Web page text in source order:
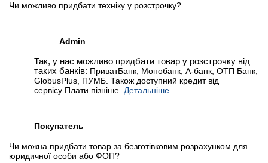
Чи можливо придбати техніку у розстрочку?
Admin
Так, у нас можливо придбати товар у розстрочку від
таких банків: ПриватБанк, Монобанк, А-банк, ОТП Банк,
GlobusPlus, ПУМБ. Також доступний кредит від
сервісу Плати пізніше. Детальніше
Покупатель
Чи можна придбати товар за безготівковим розрахунком для
юридичної особи або ФОП?